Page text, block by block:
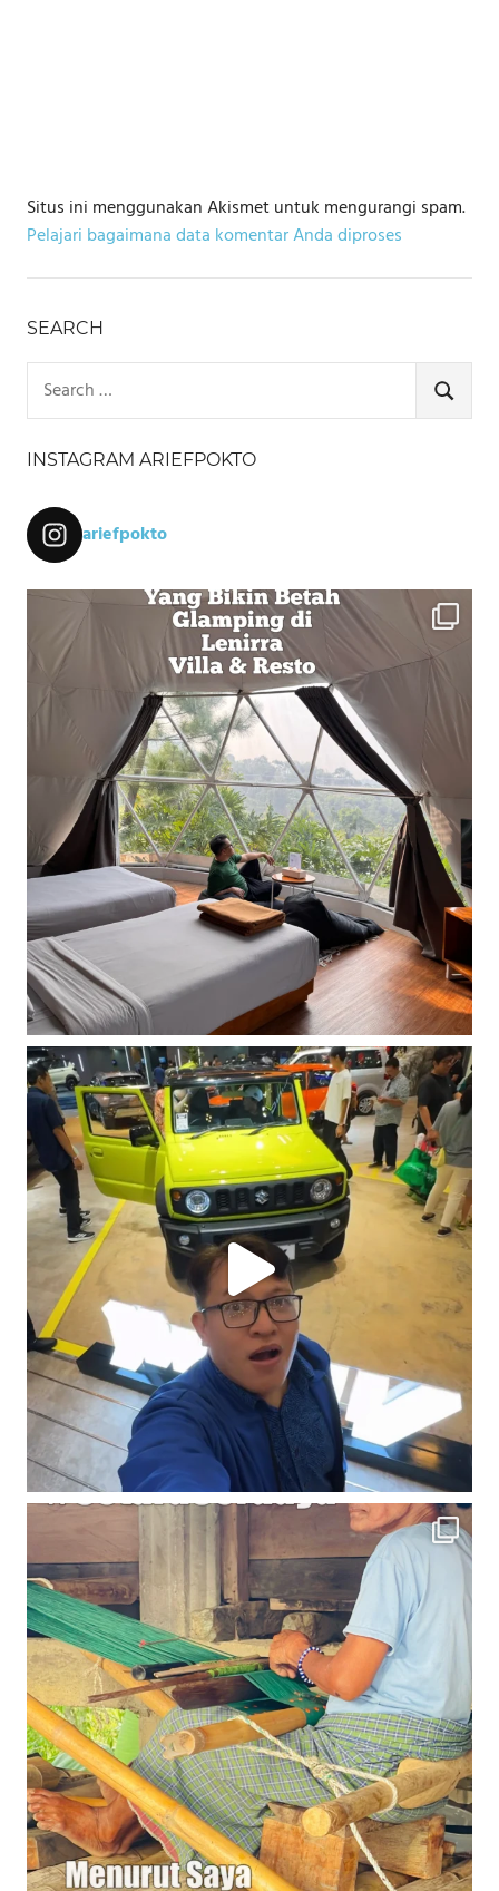
Situs ini menggunakan Akismet untuk mengurangi spam.
Pelajari bagaimana data komentar Anda diproses
SEARCH
for:
SEARCH
INSTAGRAM ARIEFPOKTO
ariefpokto